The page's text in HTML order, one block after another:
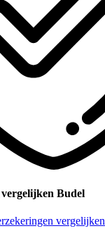
Budel
vergelijken